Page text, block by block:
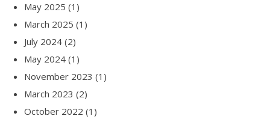
May 2025 (1)
March 2025 (1)
July 2024 (2)
May 2024 (1)
November 2023 (1)
March 2023 (2)
October 2022 (1)